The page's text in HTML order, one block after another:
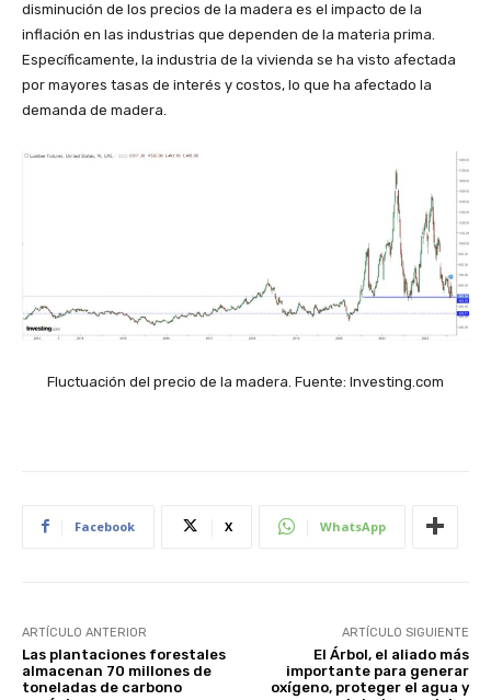
disminución de los precios de la madera es el impacto de la
inflación en las industrias que dependen de la materia prima.
Específicamente, la industria de la vivienda se ha visto afectada
por mayores tasas de interés y costos, lo que ha afectado la
demanda de madera.
Fluctuación del precio de la madera. Fuente: Investing.com
Facebook X WhatsApp
ARTÍCULO ANTERIOR
Las plantaciones forestales
almacenan 70 millones de
toneladas de carbono
ARTÍCULO SIGUIENTE
El Árbol, el aliado más
importante para generar
oxígeno, proteger el agua y